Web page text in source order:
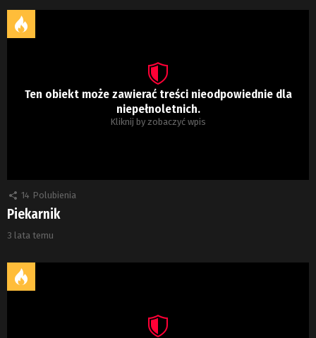
Ten obiekt może zawierać treści nieodpowiednie dla
niepełnoletnich.
Kliknij by zobaczyć wpis
14 Polubienia
Piekarnik
3 lata temu